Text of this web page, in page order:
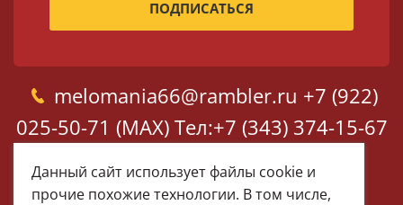
melomania66@rambler.ru +7 (922)
025-50-71 (MAX) Тел:+7 (343) 374-15-67
(Малышева 76) +7 (922) 609-29-80
Данный сайт использует файлы cookie и
прочие похожие технологии. В том числе,